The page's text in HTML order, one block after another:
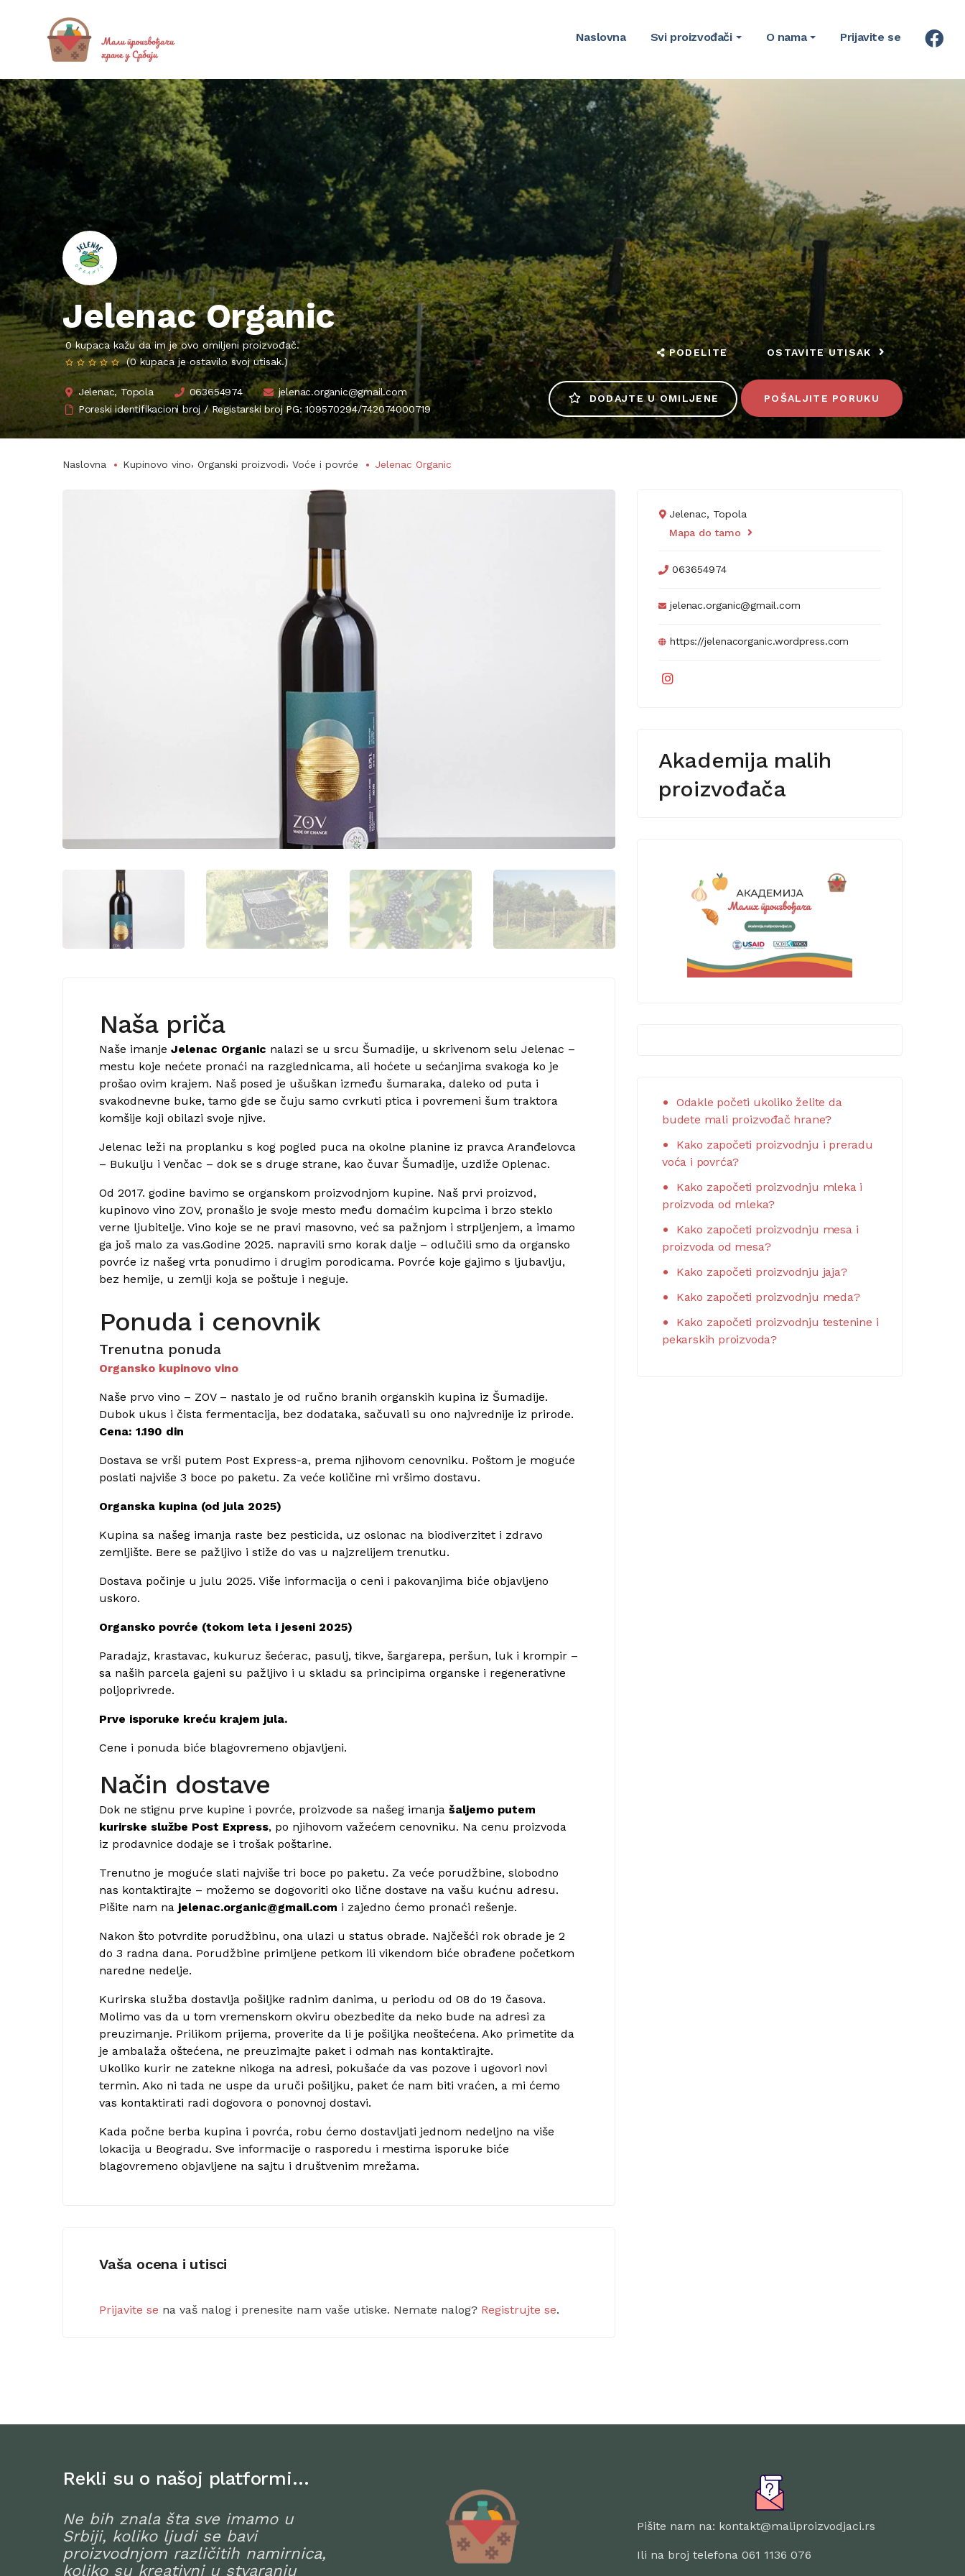
Naslovna Svi proizvođači O nama Prijavite se
Jelenac Organic
0 kupaca kažu da im je ovo omiljeni proizvođač.
(0 kupaca je ostavilo svoj utisak.)
Jelenac, Topola 063654974
jelenac.organic@gmail.com
Poreski identifikacioni broj / Registarski broj PG: 109570294/742074000719
PODELITE OSTAVITE UTISAK
DODAJTE U OMILJENE POŠALJITE PORUKU
Naslovna Kupinovo vino, Organski proizvodi, Voće i povrće Jelenac Organic
Naša priča
Naše imanje Jelenac Organic nalazi se u srcu Šumadije, u skrivenom selu Jelenac –
mestu koje nećete pronaći na razglednicama, ali hoćete u sećanjima svakoga ko je
prošao ovim krajem. Naš posed je ušuškan između šumaraka, daleko od puta i
svakodnevne buke, tamo gde se čuju samo cvrkuti ptica i povremeni šum traktora
komšije koji obilazi svoje njive.
Jelenac leži na proplanku s kog pogled puca na okolne planine iz pravca Aranđelovca
– Bukulju i Venčac – dok se s druge strane, kao čuvar Šumadije, uzdiže Oplenac.
Od 2017. godine bavimo se organskom proizvodnjom kupine. Naš prvi proizvod,
kupinovo vino ZOV, pronašlo je svoje mesto među domaćim kupcima i brzo steklo
verne ljubitelje. Vino koje se ne pravi masovno, već sa pažnjom i strpljenjem, a imamo
ga još malo za vas.Godine 2025. napravili smo korak dalje – odlučili smo da organsko
povrće iz našeg vrta ponudimo i drugim porodicama. Povrće koje gajimo s ljubavlju,
bez hemije, u zemlji koja se poštuje i neguje.
Ponuda i cenovnik
Trenutna ponuda
Organsko kupinovo vino
Naše prvo vino – ZOV – nastalo je od ručno branih organskih kupina iz Šumadije.
Dubok ukus i čista fermentacija, bez dodataka, sačuvali su ono najvrednije iz prirode.
Cena: 1.190 din
Dostava se vrši putem Post Express-a, prema njihovom cenovniku. Poštom je moguće
poslati najviše 3 boce po paketu. Za veće količine mi vršimo dostavu.
Organska kupina (od jula 2025)
Kupina sa našeg imanja raste bez pesticida, uz oslonac na biodiverzitet i zdravo
zemljište. Bere se pažljivo i stiže do vas u najzrelijem trenutku.
Dostava počinje u julu 2025. Više informacija o ceni i pakovanjima biće objavljeno
uskoro.
Organsko povrće (tokom leta i jeseni 2025)
Paradajz, krastavac, kukuruz šećerac, pasulj, tikve, šargarepa, peršun, luk i krompir –
sa naših parcela gajeni su pažljivo i u skladu sa principima organske i regenerativne
poljoprivrede.
Prve isporuke kreću krajem jula.
Cene i ponuda biće blagovremeno objavljeni.
Način dostave
Dok ne stignu prve kupine i povrće, proizvode sa našeg imanja šaljemo putem
kurirske službe Post Express, po njihovom važećem cenovniku. Na cenu proizvoda
iz prodavnice dodaje se i trošak poštarine.
Trenutno je moguće slati najviše tri boce po paketu. Za veće porudžbine, slobodno
nas kontaktirajte – možemo se dogovoriti oko lične dostave na vašu kućnu adresu.
Pišite nam na jelenac.organic@gmail.com i zajedno ćemo pronaći rešenje.
Nakon što potvrdite porudžbinu, ona ulazi u status obrade. Najčešći rok obrade je 2
do 3 radna dana. Porudžbine primljene petkom ili vikendom biće obrađene početkom
naredne nedelje.
Kurirska služba dostavlja pošiljke radnim danima, u periodu od 08 do 19 časova.
Molimo vas da u tom vremenskom okviru obezbedite da neko bude na adresi za
preuzimanje. Prilikom prijema, proverite da li je pošiljka neoštećena. Ako primetite da
je ambalaža oštećena, ne preuzimajte paket i odmah nas kontaktirajte.
Ukoliko kurir ne zatekne nikoga na adresi, pokušaće da vas pozove i ugovori novi
termin. Ako ni tada ne uspe da uruči pošiljku, paket će nam biti vraćen, a mi ćemo
vas kontaktirati radi dogovora o ponovnoj dostavi.
Kada počne berba kupina i povrća, robu ćemo dostavljati jednom nedeljno na više
lokacija u Beogradu. Sve informacije o rasporedu i mestima isporuke biće
blagovremeno objavljene na sajtu i društvenim mrežama.
Vaša ocena i utisci
Prijavite se na vaš nalog i prenesite nam vaše utiske. Nemate nalog? Registrujte se.
Jelenac, Topola
Mapa do tamo
063654974
jelenac.organic@gmail.com
https://jelenacorganic.wordpress.com
Akademija malih
proizvođača
Odakle početi ukoliko želite da
budete mali proizvođač hrane?
Kako započeti proizvodnju i preradu
voća i povrća?
Kako započeti proizvodnju mleka i
proizvoda od mleka?
Kako započeti proizvodnju mesa i
proizvoda od mesa?
Kako započeti proizvodnju jaja?
Kako započeti proizvodnju meda?
Kako započeti proizvodnju testenine i
pekarskih proizvoda?
Rekli su o našoj platformi…
Ne bih znala šta sve imamo u
Srbiji, koliko ljudi se bavi
proizvodnjom različitih namirnica,
koliko su kreativni u stvaranju
Pišite nam na: kontakt@maliproizvodjaci.rs
Ili na broj telefona 061 1136 076